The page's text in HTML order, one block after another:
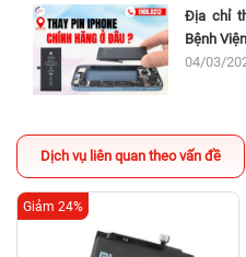
Địa chỉ
Bệnh
04/03/
Dịch vụ liên quan theo vấn đề
Giảm 24%